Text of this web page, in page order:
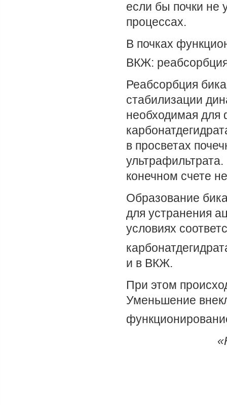
если бы почки не
процессах.
В почках
ВКЖ:
Реабсорбция
стабилизации
необходимая для
в просветах
конечном счете
Образование
для устранения
условиях
и в ВКЖ.
При этом
Уменьшение